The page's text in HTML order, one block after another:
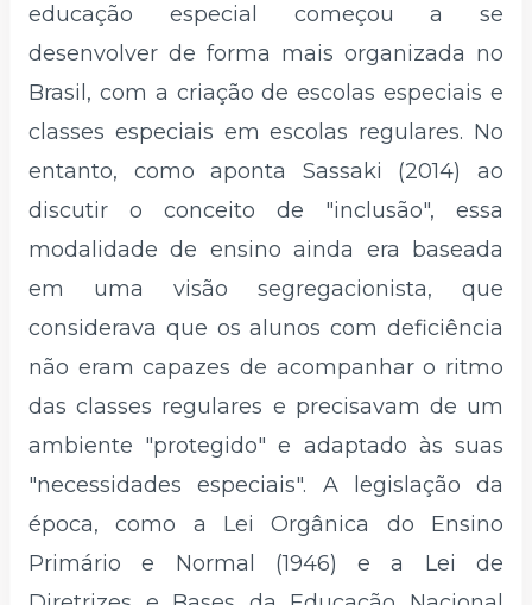
educação especial começou a se
desenvolver de forma mais organizada no
Brasil, com a criação de escolas especiais e
classes especiais em escolas regulares. No
entanto, como aponta Sassaki (2014) ao
discutir o conceito de "inclusão", essa
modalidade de ensino ainda era baseada
em uma visão segregacionista, que
considerava que os alunos com deficiência
não eram capazes de acompanhar o ritmo
das classes regulares e precisavam de um
ambiente "protegido" e adaptado às suas
"necessidades especiais". A legislação da
época, como a Lei Orgânica do Ensino
Primário e Normal (1946) e a Lei de